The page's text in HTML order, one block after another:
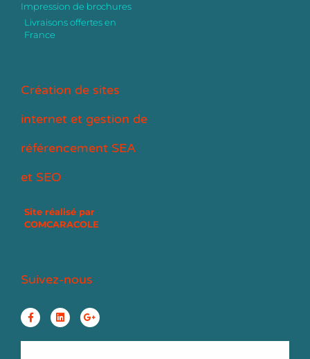
Impression de brochures
Livraisons offertes en
France
Création de sites
internet et gestion de
référencement SEA
et SEO
Site réalisé par
COMCARACOLE
Suivez-nous